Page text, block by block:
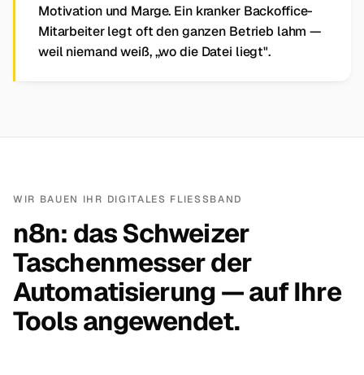
Motivation und Marge. Ein kranker Backoffice-
Mitarbeiter legt oft den ganzen Betrieb lahm —
weil niemand weiß, „wo die Datei liegt".
WIR BAUEN IHR DIGITALES FLIESSBAND
n8n: das Schweizer
Taschenmesser der
Automatisierung — auf Ihre
Tools angewendet.